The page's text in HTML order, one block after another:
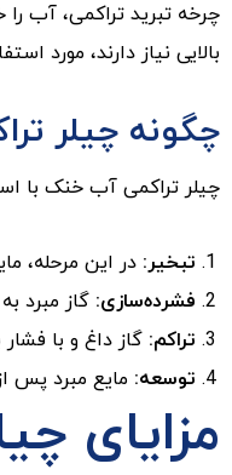
چرخه تبرید تراکمی، آب
بالایی نیاز دارند، مورد
چگونه چیلر
چیلر تراکمی آب خنک با
تبخیر: در این مرحله،
فشرده‌سازی: گاز مبرد
تراکم: گاز داغ و با
توسعه: مایع مبرد پس
مزایای